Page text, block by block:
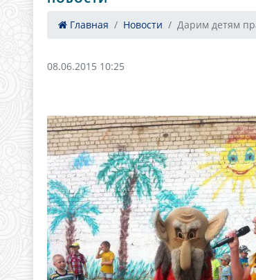
Главная Новости Дарим детям
08.06.2015 10:25